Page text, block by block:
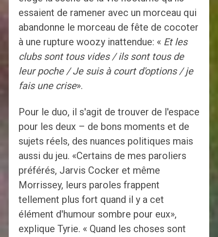
essaient de ramener avec un morceau qui
abandonne le morceau de fête de cocoter
à une rupture woozy inattendue: « Et les
clubs sont tous vides / ils sont tous de
leur poche / Je suis à court d'options / je
fais une crise».
Pour le duo, il s'agit de trouver de l'espace
pour les deux – de bons moments et de
sujets réels, des nuances politiques mais
aussi du jeu. «Certains de mes paroliers
préférés, Jarvis Cocker et même
Morrissey, leurs paroles frappent
tellement plus fort quand il y a cet
élément d'humour sombre pour eux»,
explique Tyrie. « Quand les choses sont